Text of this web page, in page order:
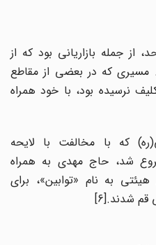
جمله بازاریانی بود که از
مسیری که در بعضی از مقاطع
نرسیده بود، با خود همراه
که با مخالفت با لایحه
شد، حاج مهدی به همراه
به نام «توابین»، برای
شدند.[6]